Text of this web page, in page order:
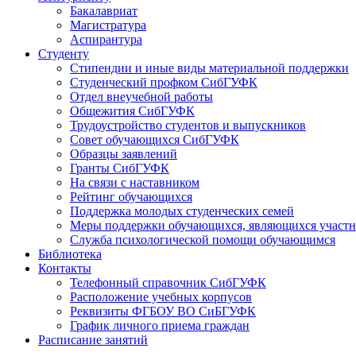
Бакалавриат
Магистратура
Аспирантура
Студенту
Стипендии и иные виды материальной поддержки
Студенческий профком СибГУФК
Отдел внеучебной работы
Общежития СибГУФК
Трудоустройство студентов и выпускников
Совет обучающихся СибГУФК
Образцы заявлений
Гранты СибГУФК
На связи с наставником
Рейтинг обучающихся
Поддержка молодых студенческих семей
Меры поддержки обучающихся, являющихся
Служба психологической помощи обучающимся
Библиотека
Контакты
Телефонный справочник СибГУФК
Расположение учебных корпусов
Реквизиты ФГБОУ ВО СиБГУФК
График личного приема граждан
Расписание занятий